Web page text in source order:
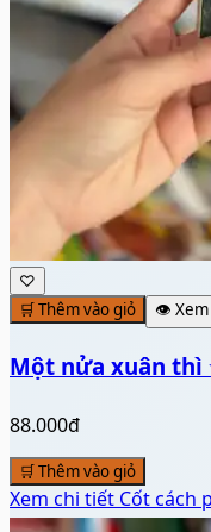
♡
🛒 Thêm vào giỏ
👁️ Xem
Một nửa xuân thì
88.000đ
🛒 Thêm vào giỏ
Xem chi tiết Cốt cách